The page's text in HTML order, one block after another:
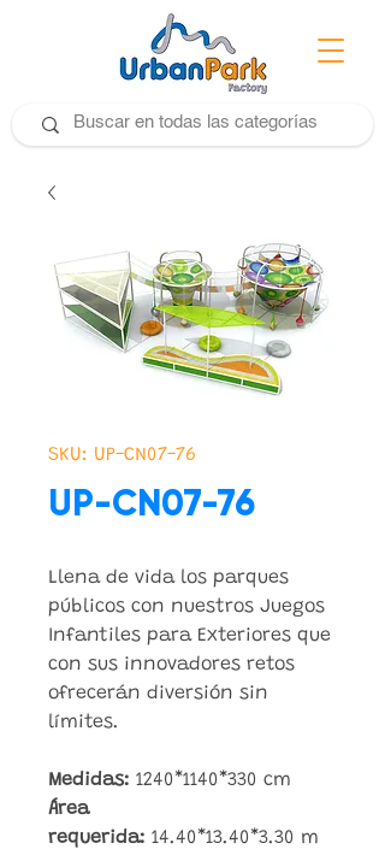
SKU: UP-CN07-76
UP-CN07-76
Llena de vida los parques
públicos con nuestros Juegos
Infantiles para Exteriores que
con sus innovadores retos
ofrecerán diversión sin
límites.
Medidas: 1240*1140*330 cm
Área
requerida: 14.40*13.40*3.30 m